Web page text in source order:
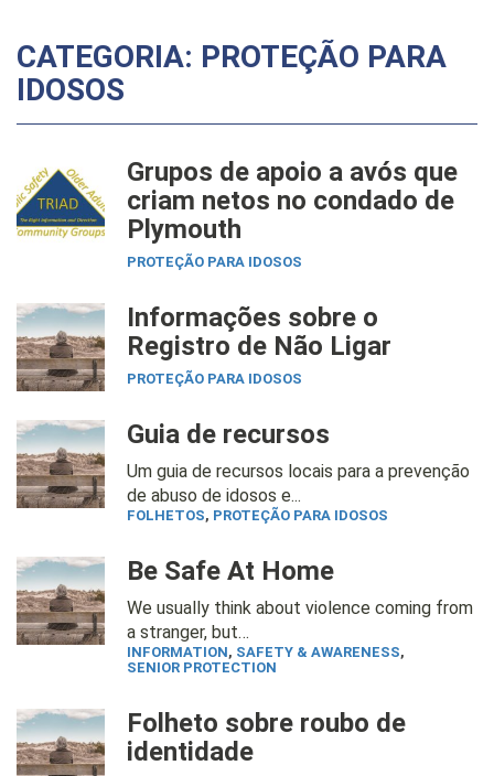
CATEGORIA: PROTEÇÃO PARA
IDOSOS
Grupos de apoio a avós que
criam netos no condado de
Plymouth
PROTEÇÃO PARA IDOSOS
Informações sobre o
Registro de Não Ligar
PROTEÇÃO PARA IDOSOS
Guia de recursos
Um guia de recursos locais para a prevenção
de abuso de idosos e...
FOLHETOS, PROTEÇÃO PARA IDOSOS
Be Safe At Home
We usually think about violence coming from
a stranger, but…
INFORMATION, SAFETY & AWARENESS,
SENIOR PROTECTION
Folheto sobre roubo de
identidade